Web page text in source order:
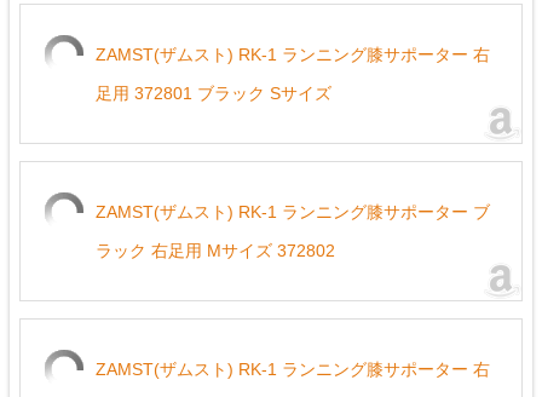
ZAMST(ザムスト) RK-1 ランニング膝サポーター 右
足用 372801 ブラック Sサイズ
ZAMST(ザムスト) RK-1 ランニング膝サポーター ブ
ラック 右足用 Mサイズ 372802
ZAMST(ザムスト) RK-1 ランニング膝サポーター 右